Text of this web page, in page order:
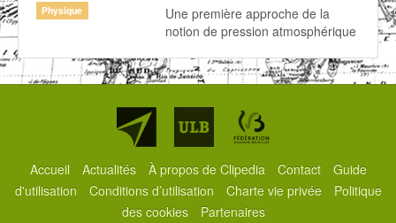
Physique
Une première approche de la
notion de pression atmosphérique
Partenaires
Accueil Actualités À propos de Clipedia Contact
Guide
d'utilisation
Conditions d’utilisation Charte vie privée
Politique
des cookies
Partenaires